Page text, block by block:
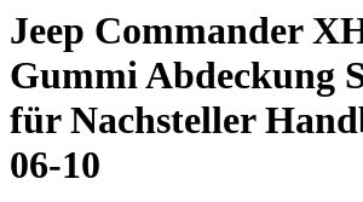
Jeep Commander
Gummi Abdeckung
für Nachsteller
06-10